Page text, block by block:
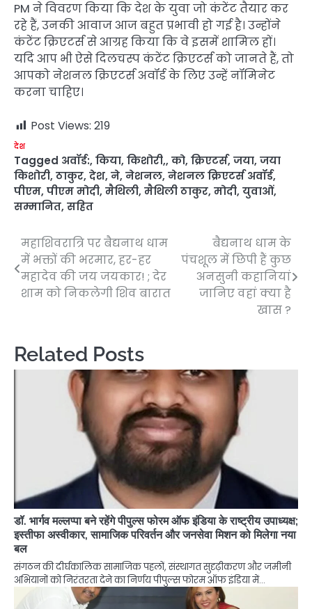
PM ने विवरण किया कि देश के युवा जो कंटेंट तैयार कर
रहे हैं, उनकी आवाज आज बहुत प्रभावी हो गई है। उन्होंने
कंटेंट क्रिएटर्स से आग्रह किया कि वे इसमें शामिल हों।
यदि आप भी ऐसे दिलचस्प कंटेंट क्रिएटर्स को जानते हैं, तो
आपको नेशनल क्रिएटर्स अवॉर्ड के लिए उन्हें नॉमिनेट
करना चाहिए।
Post Views: 219
देश
Tagged अवॉर्ड:, किया, किशोरी,, को, क्रिएटर्स, जया, जया
किशोरी, ठाकुर, देश, ने, नेशनल, नेशनल क्रिएटर्स अवॉर्ड,
पीएम, पीएम मोदी, मैथिली, मैथिली ठाकुर, मोदी, युवाओं,
सम्मानित, सहित
Post
navigation
महाशिवरात्रि पर बैद्यनाथ धाम
में भक्तों की भरमार, हर-हर
महादेव की जय जयकार! ; देर
शाम को निकलेगी शिव बारात
बैद्यनाथ धाम के
पंचशूल में छिपी हैं कुछ
अनसुनी कहानियां
जानिए वहां क्या है
खास ?
Related Posts
डॉ. भार्गव मल्लप्पा बने रहेंगे पीपुल्स फोरम ऑफ इंडिया के राष्ट्रीय उपाध्यक्ष;
इस्तीफा अस्वीकार, सामाजिक परिवर्तन और जनसेवा मिशन को मिलेगा नया
बल
संगठन की दीर्घकालिक सामाजिक पहलों, संस्थागत सुदृढ़ीकरण और जमीनी
अभियानों को निरंतरता देने का निर्णय पीपुल्स फोरम ऑफ इंडिया में…